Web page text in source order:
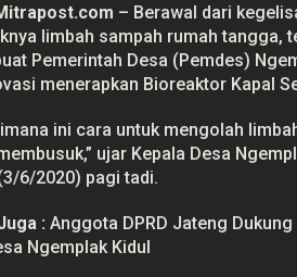
m
S
u
l
p
a
m
p
a
h
a
– Berawal dari
limbah sampah rumah tangga,
Pemerintah Desa (Pemdes)
menerapkan Bioreaktor Kapal
ini cara untuk mengolah
ujar Kepala Desa
6/2020) pagi tadi.
: Anggota DPRD Jateng
Ngemplak Kidul